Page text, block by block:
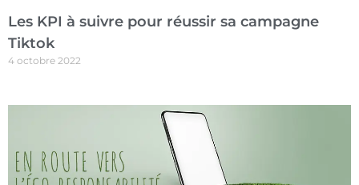
Les KPI à suivre pour réussir sa campagne
Tiktok
4 octobre 2022